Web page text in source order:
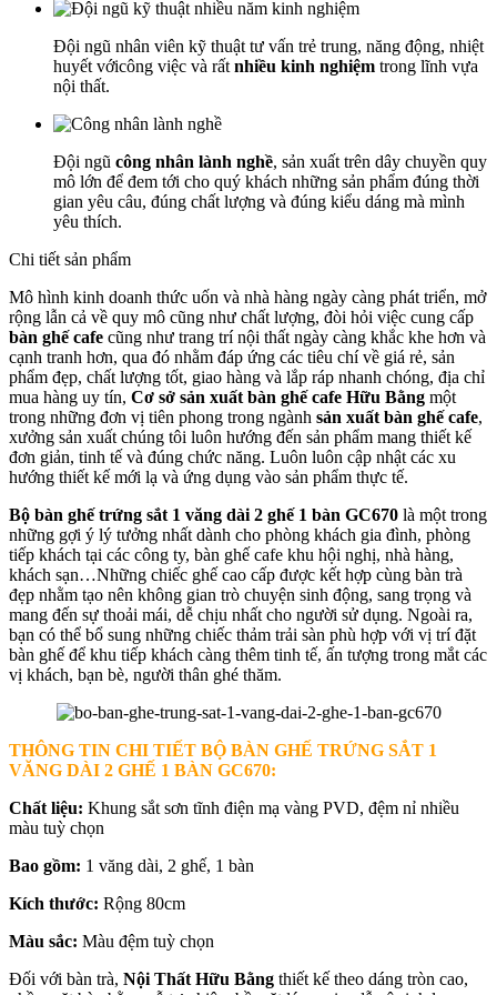
Đội ngũ nhân viên kỹ thuật tư vấn trẻ trung, năng động, nhiệt
huyết vớicông việc và rất nhiều kinh nghiệm trong lĩnh vựa
nội thất.
Đội ngũ công nhân lành nghề, sản xuất trên dây chuyền quy
mô lớn để đem tới cho quý khách những sản phẩm đúng thời
gian yêu câu, đúng chất lượng và đúng kiểu dáng mà mình
yêu thích.
Chi tiết sản phẩm
Mô hình kinh doanh thức uốn và nhà hàng ngày càng phát triển, mở
rộng lẫn cả về quy mô cũng như chất lượng, đòi hỏi việc cung cấp
bàn ghế cafe cũng như trang trí nội thất ngày càng khắc khe hơn và
cạnh tranh hơn, qua đó nhằm đáp ứng các tiêu chí về giá rẻ, sản
phẩm đẹp, chất lượng tốt, giao hàng và lắp ráp nhanh chóng, địa chỉ
mua hàng uy tín, Cơ sở sản xuất bàn ghế cafe Hữu Bằng một
trong những đơn vị tiên phong trong ngành sản xuất bàn ghế cafe,
xưởng sản xuất chúng tôi luôn hướng đến sản phẩm mang thiết kế
đơn giản, tinh tế và đúng chức năng. Luôn luôn cập nhật các xu
hướng thiết kế mới lạ và ứng dụng vào sản phẩm thực tế.
Bộ bàn ghế trứng sắt 1 văng dài 2 ghế 1 bàn GC670 là một trong
những gợi ý lý tưởng nhất dành cho phòng khách gia đình, phòng
tiếp khách tại các công ty, bàn ghế cafe khu hội nghị, nhà hàng,
khách sạn…Những chiếc ghế cao cấp được kết hợp cùng bàn trà
đẹp nhằm tạo nên không gian trò chuyện sinh động, sang trọng và
mang đến sự thoải mái, dễ chịu nhất cho người sử dụng. Ngoài ra,
bạn có thể bổ sung những chiếc thảm trải sàn phù hợp với vị trí đặt
bàn ghế để khu tiếp khách càng thêm tinh tế, ấn tượng trong mắt các
vị khách, bạn bè, người thân ghé thăm.
THÔNG TIN CHI TIẾT BỘ BÀN GHẾ TRỨNG SẮT 1
VĂNG DÀI 2 GHẾ 1 BÀN GC670:
Chất liệu: Khung sắt sơn tĩnh điện mạ vàng PVD, đệm nỉ nhiều
màu tuỳ chọn
Bao gồm: 1 văng dài, 2 ghế, 1 bàn
Kích thước: Rộng 80cm
Màu sắc: Màu đệm tuỳ chọn
Đối với bàn trà, Nội Thất Hữu Bằng thiết kế theo dáng tròn cao,